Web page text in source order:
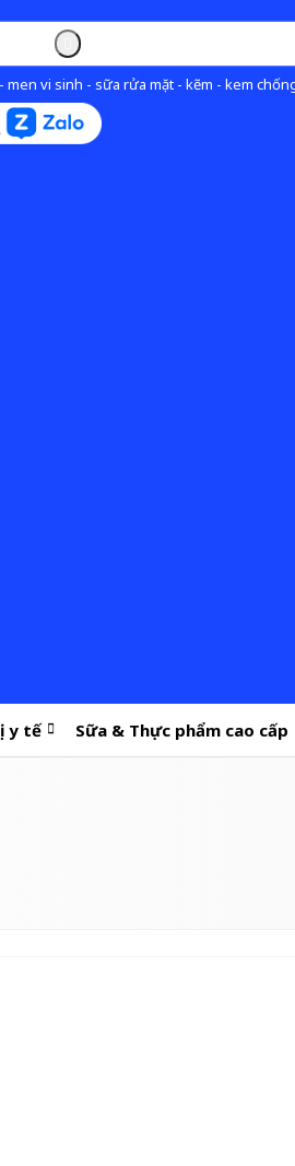
men vi sinh - sữa rửa mặt - kẽm - kem
y tế Sữa & Thực phẩm cao cấp